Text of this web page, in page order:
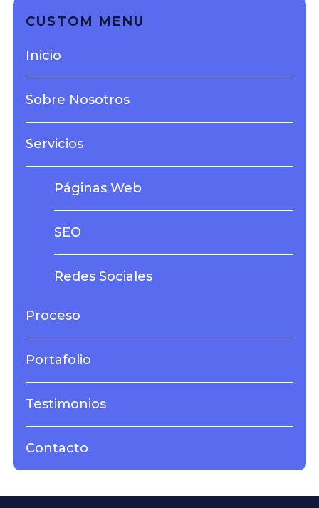
CUSTOM MENU
Inicio
Sobre Nosotros
Servicios
Páginas Web
SEO
Redes Sociales
Proceso
Portafolio
Testimonios
Contacto